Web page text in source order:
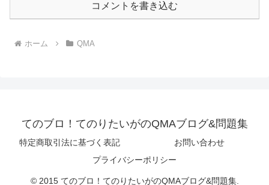
コメントを書き込む
ホーム QMA
てのブロ！てのりたいがのQMAブログ&問題集
特定商取引法に基づく表記
お問い合わせ
プライバシーポリシー
© 2015 てのブロ！てのりたいがのQMAブログ&問題集.